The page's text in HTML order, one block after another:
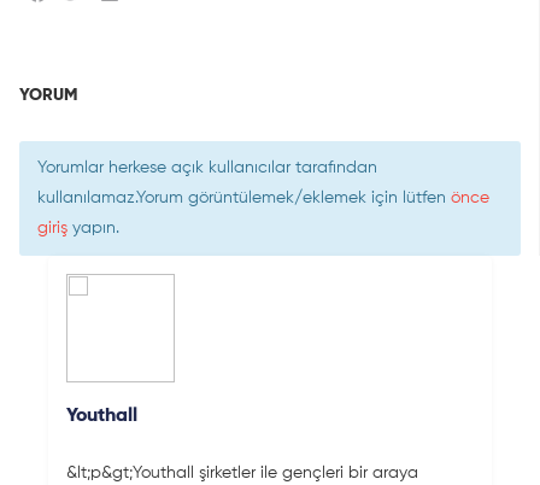
YORUM
Yorumlar herkese açık kullanıcılar tarafından
kullanılamaz.Yorum görüntülemek/eklemek için lütfen önce
giriş yapın.
Youthall
&lt;p&gt;Youthall şirketler ile gençleri bir araya